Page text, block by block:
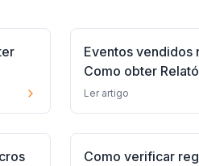
Eventos vendidos
Como obter
Ler artigo
Como verificar